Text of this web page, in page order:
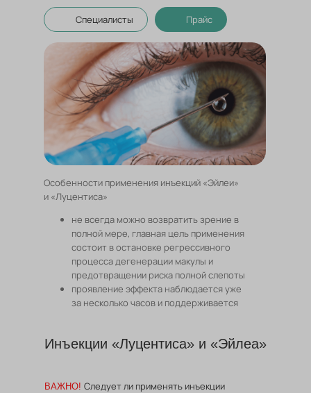
Особенности применения инъекций «Эйлеи»
и «Луцентиса»
не всегда можно возвратить зрение в
полной мере, главная цель применения
состоит в остановке регрессивного
процесса дегенерации макулы и
предотвращении риска полной слепоты
проявление эффекта наблюдается уже
за несколько часов и поддерживается
Прайс
Специалисты
Инъекции «Луцентиса» и «Эйлеа»
ВАЖНО! Следует ли применять инъекции